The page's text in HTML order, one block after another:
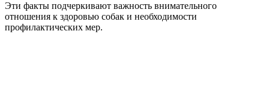
Эти факты подчеркивают важность внимательного
отношения к здоровью собак и необходимости
профилактических мер.